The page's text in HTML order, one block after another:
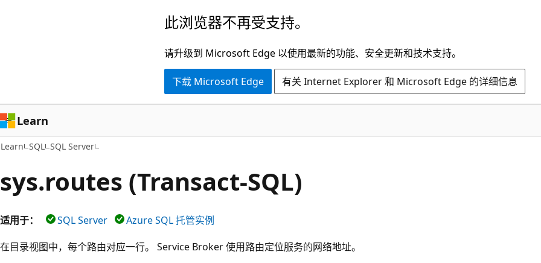
容
此浏览器不再受支持。
请升级到 Microsoft Edge 以使用最新的功能、安全更新和技术支持。
下载 Microsoft Edge 有关 Internet Explorer 和 Microsoft Edge 的详细信息
Learn
Learn SQL SQL Server
sys.routes (Transact-SQL)
适用于： SQL Server
Azure SQL 托管实例
在目录视图中，每个路由对应一行。 Service Broker 使用路由定位服务的网络地址。